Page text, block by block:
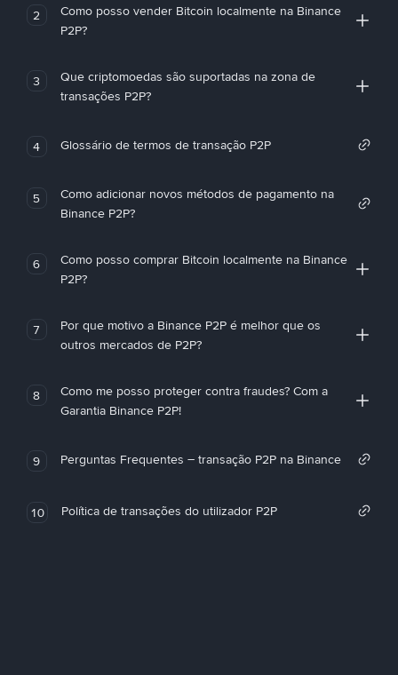
2
Como posso vender Bitcoin localmente na Binance
P2P?
3
Que criptomoedas são suportadas na zona de
transações P2P?
4 Glossário de termos de transação P2P
5
Como adicionar novos métodos de pagamento na
Binance P2P?
6
Como posso comprar Bitcoin localmente na Binance
P2P?
7
Por que motivo a Binance P2P é melhor que os
outros mercados de P2P?
8
Como me posso proteger contra fraudes? Com a
Garantia Binance P2P!
9 Perguntas Frequentes – transação P2P na Binance
10 Política de transações do utilizador P2P